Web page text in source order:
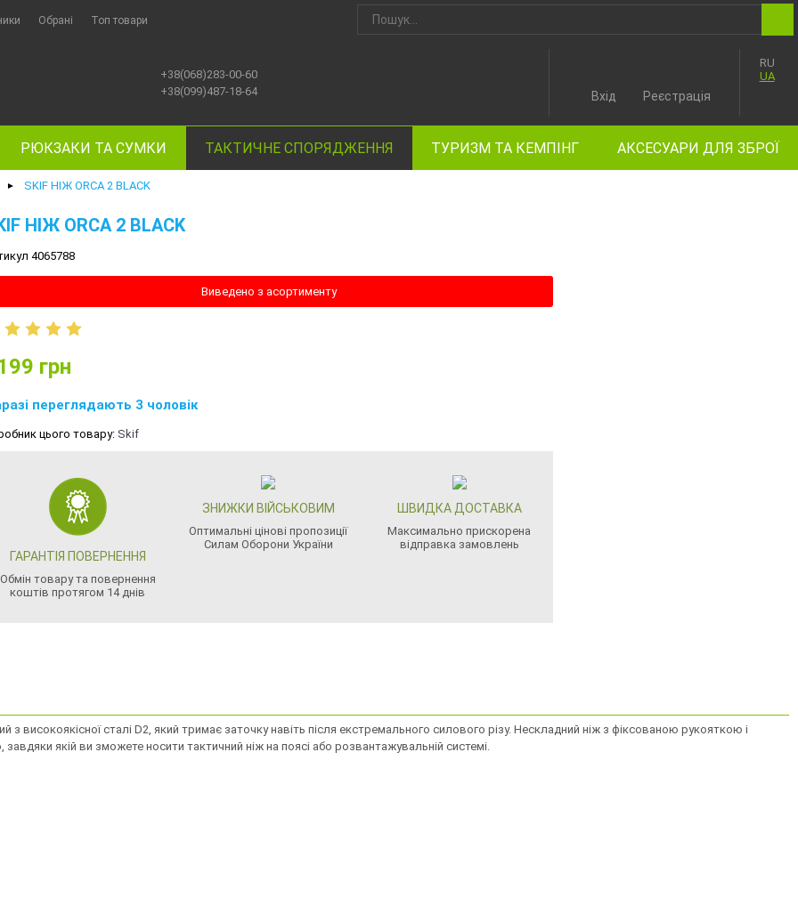
Обрані Топ товари
+38(068)283-00-60
+38(099)487-18-64
RU
UA
Вхід Реєстрація
РЮКЗАКИ ТА СУМКИ ТАКТИЧНЕ СПОРЯДЖЕННЯ ТУРИЗМ ТА КЕМПІНГ АКСЕСУАРИ ДЛЯ ЗБРОЇ
► SKIF НІЖ ORCA 2 BLACK
НІЖ ORCA 2 BLACK
4065788
Виведено з асортименту
грн
переглядають 3 чоловік
цього товару: Skif
ГАРАНТІЯ ПОВЕРНЕННЯ
Обмін товару та повернення
коштів протягом 14 днів
ЗНИЖКИ ВІЙСЬКОВИМ
Оптимальні цінові пропозиції
Силам Оборони України
ШВИДКА ДОСТАВКА
Максимально прискорена
відправка замовлень
високоякісної сталі D2, який тримає заточку навіть після екстремального силового різу. Нескладний ніж з фіксованою рукояткою і
якій ви зможете носити тактичний ніж на поясі або розвантажувальній системі.